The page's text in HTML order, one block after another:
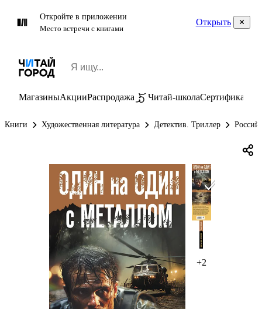
Откройте в приложении
Место встречи с книгами
Открыть
МагазиныАкцииРаспродажа Читай-школаСертификаты
Книги Художественная литература Детектив. Триллер
+2